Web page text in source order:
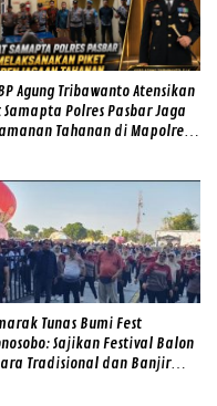
Agung Tribawanto Atensikan
Samapta Polres Pasbar Jaga
Tahanan di Mapolres
Tunas Bumi Fest
Sajikan Festival Balon
Tradisional dan Banjir